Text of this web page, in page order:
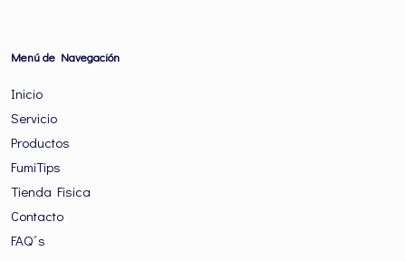
Menú de Navegación
Inicio
Servicio
Productos
FumiTips
Tienda Fisica
Contacto
FAQ´s